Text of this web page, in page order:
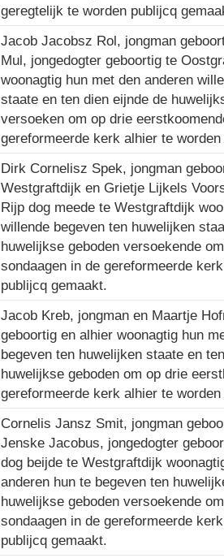
geregtelijk te worden publijcq
Jacob Jacobsz Rol, jongman
Mul, jongedogter geboortig te
woonagtig hun met den anderen
staate en ten dien eijnde de
versoeken om op drie
gereformeerde kerk alhier te
Dirk Cornelisz Spek, jongman
Westgraftdijk en Grietje Lijkels
Rijp dog meede te Westgraftdijk
willende begeven ten huwelijken
huwelijkse geboden versoekende
sondaagen in de gereformeerde
publijcq gemaakt.
Jacob Kreb, jongman en Maartje
geboortig en alhier woonagtig hun
begeven ten huwelijken staate en
huwelijkse geboden om op drie
gereformeerde kerk alhier te
Cornelis Jansz Smit, jongman
Jenske Jacobus, jongedogter
dog beijde te Westgraftdijk
anderen hun te begeven ten
huwelijkse geboden versoekende
sondaagen in de gereformeerde
publijcq gemaakt.